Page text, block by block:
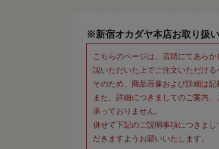
※新宿オカダヤ本店お取り扱
こちらのページは、店頭にてあら
認いただいた上でご注文いただける
そのため、商品画像および詳細は記
また、詳細につきましてのご案内
承っておりません。
併せて下記のご説明事項につきま
だきますようお願いいたします。